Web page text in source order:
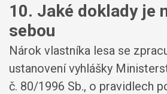
10. Jaké doklady je
sebou
Nárok vlastníka lesa se
ustanovení vyhlášky
č. 80/1996 Sb., o pravidlech